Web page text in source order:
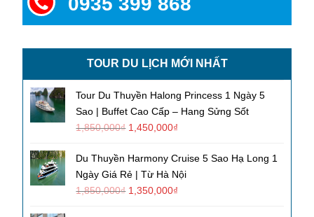
TOUR DU LỊCH MỚI NHẤT
Tour Du Thuyền Halong Princess 1 Ngày 5
Sao | Buffet Cao Cấp – Hang Sửng Sốt
1,850,000₫ 1,450,000₫
Du Thuyền Harmony Cruise 5 Sao Hạ Long 1
Ngày Giá Rẻ | Từ Hà Nội
1,850,000₫ 1,350,000₫